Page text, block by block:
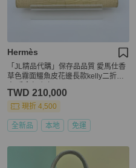
Hermès
「JL精品代購」保存品品質 愛馬仕香
草色霧面鱷魚皮花邊長款kelly二折長
TWD 210,000
現折 4,500
全新品 本地 免運